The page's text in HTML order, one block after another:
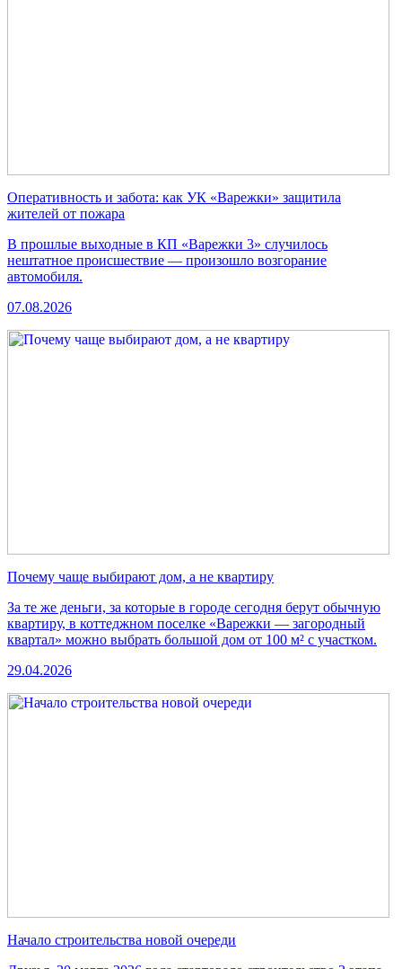
Оперативность и забота: как УК «Варежки» защитила
жителей от пожара
В прошлые выходные в КП «Варежки 3» случилось
нештатное происшествие — произошло возгорание
автомобиля.
07.08.2026
Почему чаще выбирают дом, а не квартиру
За те же деньги, за которые в городе сегодня берут обычную
квартиру, в коттеджном поселке «Варежки — загородный
квартал» можно выбрать большой дом от 100 м² с участком.
29.04.2026
Начало строительства новой очереди